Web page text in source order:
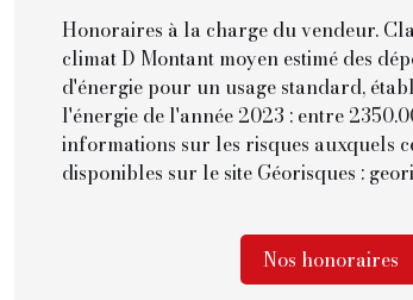
Honoraires à la charge du vendeur.
climat D Montant moyen estimé des
d'énergie pour un usage standard,
l'énergie de l'année 2023 : entre
informations sur les risques auxquels
disponibles sur le site Géorisques :
Nos honoraires